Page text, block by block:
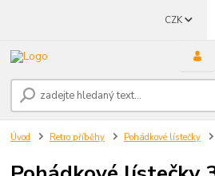
CZK
Úvod Retro příběhy Pohádkové lístečky